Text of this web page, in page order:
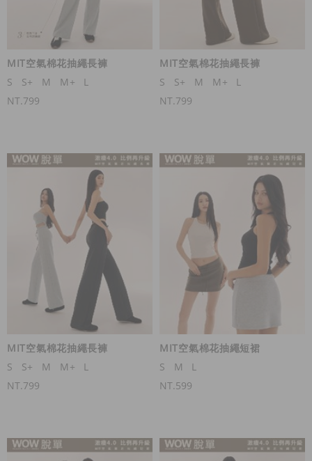
MIT空氣棉花抽繩長褲
S
S+ M M+
L
NT.799
MIT空氣棉花抽繩長褲
S
S+ M M+
L
NT.799
MIT空氣棉花抽繩長褲
S
S+ M M+
L
NT.799
MIT空氣棉花抽繩短裙
S
M
L
NT.599